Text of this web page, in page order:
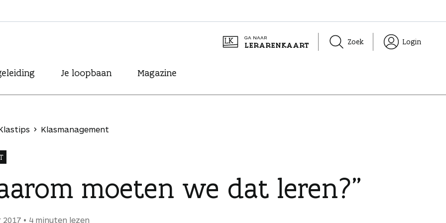
GA NAAR
LERARENKAART Zoek Login
Je loopbaan Magazine
Klasmanagement
moeten we dat leren?”
4 minuten lezen